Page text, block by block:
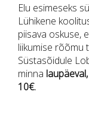
Elu esimeseks
Lühikene
piisava oskuse,
liikumise rõõmu
Süstasõidule
minna
10€.